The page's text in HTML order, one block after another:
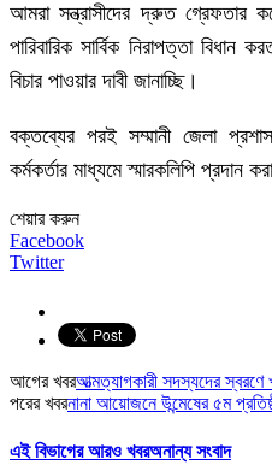
আমরা সন্ত্রাসীদের দ্রুত গ্রেফতার
পারিবারিক সার্বিক নিরাপত্তা
বিচার পাওয়ার দাবী জানাচ্ছি।
বক্তব্যের পরই সম্মানী জেলা প্রশাসক
কর্মকর্তার মাধ্যমে স্মারকলিপি প্রদান
শেয়ার করুন
Facebook
Twitter
আগের খবরআত্মত্যাগকারী সদস্যদের স্বরণে
পরের খবরনানা আয়োজনে উন্মেষের ৫ম
এই বিভাগের আরও খবরঅনান্য সংবাদ